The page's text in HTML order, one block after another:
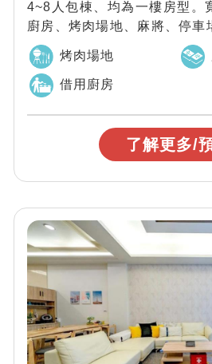
4~8人包棟、均為一樓房型。
廚房、烤肉場地、麻將、停車
友聚會最超值選擇。張美阿嬤
烤肉場地
借用廚房
了解更多/